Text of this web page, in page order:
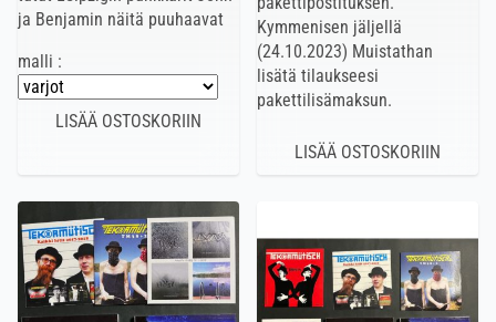
ja Benjamin näitä puuhaavat
malli :
Kymmenisen jäljellä
(24.10.2023) Muistathan
lisätä tilaukseesi
pakettilisämaksun.